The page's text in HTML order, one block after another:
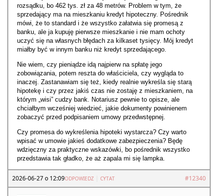
rozsądku, bo 462 tys. zł za 48 metrów. Problem w tym, że
sprzedający ma na mieszkaniu kredyt hipoteczny. Pośrednik
mówi, że to standard i że wszystko załatwia się promesą z
banku, ale ja kupuję pierwsze mieszkanie i nie mam ochoty
uczyć się na własnych błędach za kilkaset tysięcy. Mój kredyt
miałby być w innym banku niż kredyt sprzedającego.
Nie wiem, czy pieniądze idą najpierw na spłatę jego
zobowiązania, potem reszta do właściciela, czy wygląda to
inaczej. Zastanawiam się też, kiedy realnie wykreśla się starą
hipotekę i czy przez jakiś czas nie zostaję z mieszkaniem, na
którym „wisi” cudzy bank. Notariusz pewnie to opisze, ale
chciałbym wcześniej wiedzieć, jakie dokumenty powinienem
zobaczyć przed podpisaniem umowy przedwstępnej.
Czy promesa do wykreślenia hipoteki wystarcza? Czy warto
wpisać w umowie jakieś dodatkowe zabezpieczenia? Będę
wdzięczny za praktyczne wskazówki, bo pośrednik wszystko
przedstawia tak gładko, że aż zapala mi się lampka.
2026-06-27 o 12:09 #12340
ODPOWIEDZ CYTAT